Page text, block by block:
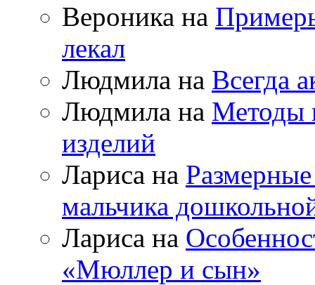
Вероника на
лекал
Людмила на Всегда
Людмила на Методы
изделий
Лариса на
мальчика
Лариса на
«Мюллер и сын»